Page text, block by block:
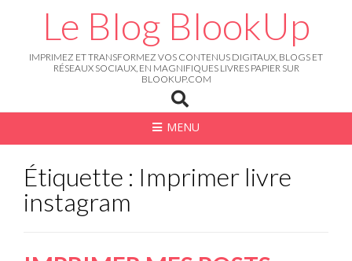
Le Blog BlookUp
IMPRIMEZ ET TRANSFORMEZ VOS CONTENUS DIGITAUX, BLOGS ET
RÉSEAUX SOCIAUX, EN MAGNIFIQUES LIVRES PAPIER SUR
BLOOKUP.COM
MENU
Étiquette : Imprimer livre
instagram